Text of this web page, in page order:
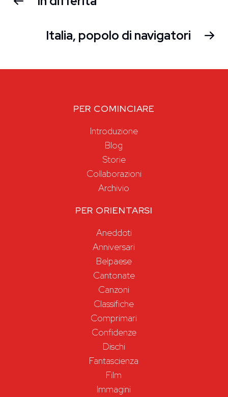
Italia, popolo di navigatori
PER COMINCIARE
Introduzione
Blog
Storie
Collaborazioni
Archivio
PER ORIENTARSI
Aneddoti
Anniversari
Belpaese
Cantonate
Canzoni
Classifiche
Comprimari
Confidenze
Dischi
Fantascienza
Film
Immagini